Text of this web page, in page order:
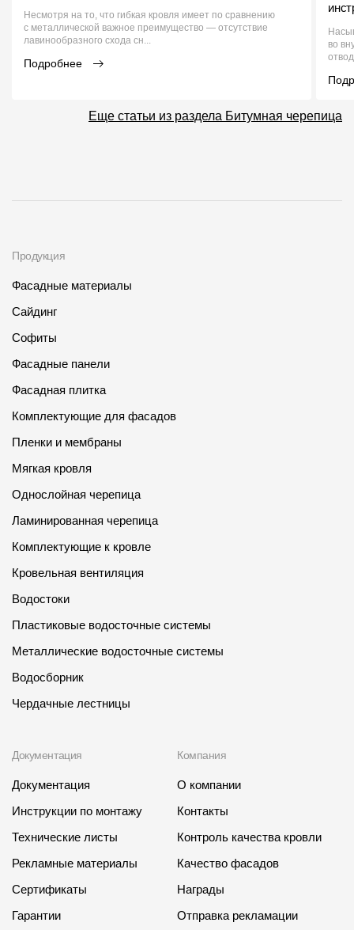
Несмотря на то, что гибкая кровля имеет по сравнению
с металлической важное преимущество — отсутствие
лавинообразного схода сн...
Подробнее
во
Еще статьи из раздела Битумная черепица
Продукция
Фасадные материалы
Сайдинг
Софиты
Фасадные панели
Фасадная плитка
Комплектующие для фасадов
Пленки и мембраны
Мягкая кровля
Однослойная черепица
Ламинированная черепица
Комплектующие к кровле
Кровельная вентиляция
Водостоки
Пластиковые водосточные системы
Металлические водосточные системы
Водосборник
Чердачные лестницы
Документация
Документация
Инструкции по монтажу
Технические листы
Рекламные материалы
Сертификаты
Гарантии
Компания
О компании
Контакты
Контроль качества кровли
Качество фасадов
Награды
Отправка рекламации